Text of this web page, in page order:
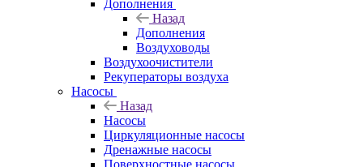
Дополнения
Назад
Дополнения
Воздуховоды
Воздухоочистители
Рекуператоры воздуха
Насосы
Назад
Насосы
Циркуляционные насосы
Дренажные насосы
Поверхностные насосы